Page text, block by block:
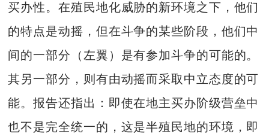
买办性。在殖民地化威胁的新环境之下，他们
的特点是动摇，但在斗争的某些阶段，他们中
间的一部分（左翼）是有参加斗争的可能的。
其另一部分，则有由动摇而采取中立态度的可
能。报告还指出：即使在地主买办阶级营垒中
也不是完全统一的，这是半殖民地的环境，即